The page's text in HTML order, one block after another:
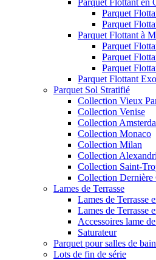
Parquet
Parquet
Parquet Flottant à
Parquet
Parquet
Parquet
Parquet Flottant
Parquet Sol Stratifié
Collection Vieux
Collection Venise
Collection
Collection Monaco
Collection Milan
Collection
Collection Saint-
Collection Dernière
Lames de Terrasse
Lames de Terrasse
Lames de Terrasse
Accessoires lame
Saturateur
Parquet pour salles de
Lots de fin de série